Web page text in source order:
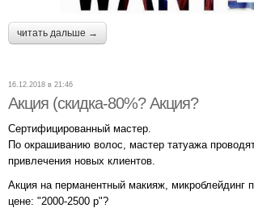
читать дальше →
16.12.2018 в 21:46
Акция (скидка-80%? Акция?
Сертифицированный мастер.
По окрашиванию волос, мастер татуажа
привлечения новых клиентов.
Акция на перманентный макияж, микроблейдинг
цене: "2000-2500 р"?